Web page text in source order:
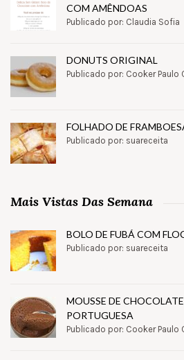
COM AMÊNDOAS
Publicado por: Claudia Sofia
DONUTS ORIGINAL
Publicado por: Cooker Paulo
FOLHADO DE
Publicado por: suareceita
Mais Vistas Das Semana
BOLO DE FUBÁ COM
Publicado por: suareceita
MOUSSE DE
PORTUGUESA
Publicado por: Cooker Paulo